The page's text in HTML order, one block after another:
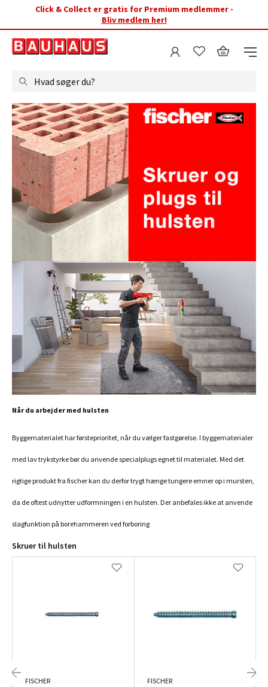
Click & Collect er gratis for Premium medlemmer -
Bliv medlem her!
Hvad søger du?
Når du arbejder med hulsten
Byggematerialet har førsteprioritet, når du vælger fastgørelse. I byggematerialer
med lav trykstyrke bør du anvende specialplugs egnet til materialet. Med det
rigtige produkt fra fischer kan du derfor trygt hænge tungere emner op i mursten,
da de oftest udnytter udformningen i en hulsten. Der anbefales ikke at anvende
slagfunktion på borehammeren ved forboring
Skruer til hulsten
FISCHER FISCHER